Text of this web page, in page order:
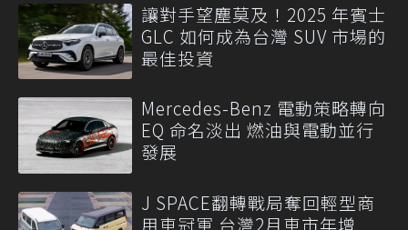
讓對手望塵莫及！2025 年賓士
GLC 如何成為台灣 SUV 市場的
最佳投資
Mercedes-Benz 電動策略轉向
EQ 命名淡出 燃油與電動並行
發展
J SPACE翻轉戰局奪回輕型商
用車冠軍 台灣2月車市年增